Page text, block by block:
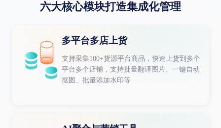
六大核心模块打造集成化管理
多平台多店上货
支持采集100+货源平台商品，快速上货到多个
平台多个店铺，支持批量翻译图片、一键自动
抠图、批量添加水印等